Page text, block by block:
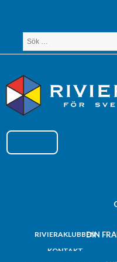
RIVIERAKLUBBEN
KONTAKT
DIN